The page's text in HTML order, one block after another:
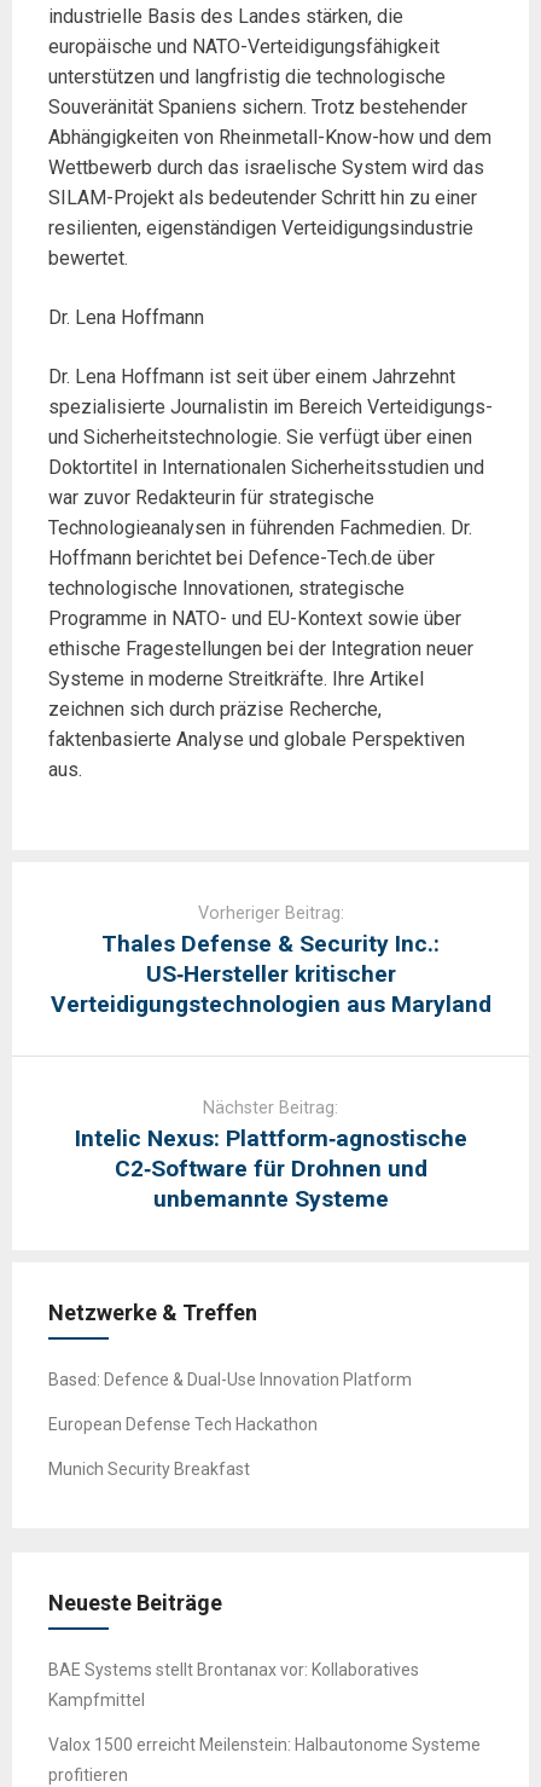
industrielle Basis des Landes stärken, die
europäische und NATO-Verteidigungsfähigkeit
unterstützen und langfristig die technologische
Souveränität Spaniens sichern. Trotz bestehender
Abhängigkeiten von Rheinmetall-Know-how und dem
Wettbewerb durch das israelische System wird das
SILAM-Projekt als bedeutender Schritt hin zu einer
resilienten, eigenständigen Verteidigungsindustrie
bewertet.
Dr. Lena Hoffmann
Dr. Lena Hoffmann ist seit über einem Jahrzehnt
spezialisierte Journalistin im Bereich Verteidigungs-
und Sicherheitstechnologie. Sie verfügt über einen
Doktortitel in Internationalen Sicherheitsstudien und
war zuvor Redakteurin für strategische
Technologieanalysen in führenden Fachmedien. Dr.
Hoffmann berichtet bei Defence-Tech.de über
technologische Innovationen, strategische
Programme in NATO- und EU-Kontext sowie über
ethische Fragestellungen bei der Integration neuer
Systeme in moderne Streitkräfte. Ihre Artikel
zeichnen sich durch präzise Recherche,
faktenbasierte Analyse und globale Perspektiven
aus.
Vorheriger Beitrag:
Thales Defense & Security Inc.:
US‑Hersteller kritischer
Verteidigungstechnologien aus Maryland
Nächster Beitrag:
Intelic Nexus: Plattform‑agnostische
C2‑Software für Drohnen und
unbemannte Systeme
Netzwerke & Treffen
Based: Defence & Dual-Use Innovation Platform
European Defense Tech Hackathon
Munich Security Breakfast
Neueste Beiträge
BAE Systems stellt Brontanax vor: Kollaboratives
Kampfmittel
Valox 1500 erreicht Meilenstein: Halbautonome Systeme
profitieren